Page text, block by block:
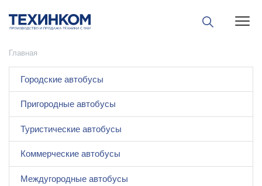
Главная
Городские автобусы
Пригородные автобусы
Туристические автобусы
Коммерческие автобусы
Междугородные автобусы